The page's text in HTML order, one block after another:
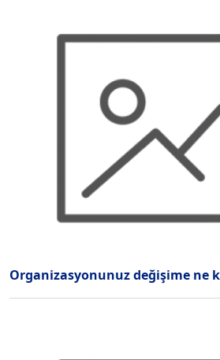
Organizasyonunuz değişime ne